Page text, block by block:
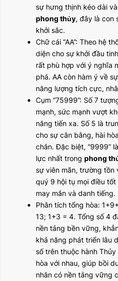
sự hưng thịnh kéo dài
phong thủy, đây là con
khởi sắc.
Chữ cái “AA”: Theo hệ
diện cho sự khởi đầu
rất phù hợp với ý nghĩa
phá. AA còn hàm ý về
năng lượng tích cực,
Cụm “75999”: Số 7
mạnh, sức mạnh vượt
năng tiến xa. Số 5 là
cho sự cân bằng, hài
chắn. Đặc biệt, “9999”
lực nhất trong phong
sự viên mãn, trường tồn
quý 9 hội tụ mọi điều
may mắn và danh tiếng.
Phân tích tổng hòa:
13; 1+3 = 4. Tổng số 4
nền tảng bền vững,
khả năng phát triển lâu
số trên thuộc hành
hòa với nhau, giúp bồi
nhân có nền tảng vững